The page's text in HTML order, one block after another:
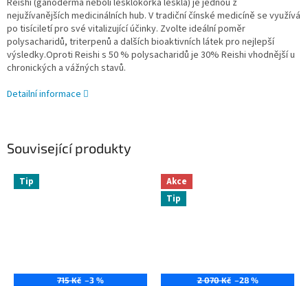
nejužívanějších medicinálních hub. V tradiční čínské medicíně se využívá
po tisíciletí pro své vitalizující účinky. Zvolte ideální poměr
polysacharidů, triterpenů a dalších bioaktivních látek pro nejlepší
výsledky.Oproti Reishi s 50 % polysacharidů je 30% Reishi vhodnější u
chronických a vážných stavů.
Detailní informace
Související produkty
Tip
715 Kč –3 %
Akce
Tip
2 070 Kč –28 %